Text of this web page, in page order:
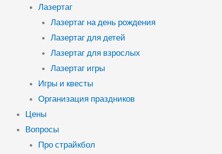
Лазертаг
Лазертаг на день рождения
Лазертаг для детей
Лазертаг для взрослых
Лазертаг игры
Игры и квесты
Организация праздников
Цены
Вопросы
Про страйкбол